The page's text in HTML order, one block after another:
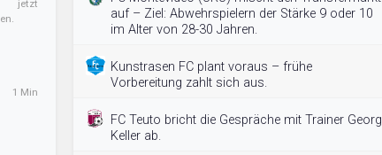
jetzt
1 Min
auf – Ziel: Abwehrspielern der Stärke 9 oder 10
im Alter von 28-30 Jahren.
Kunstrasen FC plant voraus – frühe
Vorbereitung zahlt sich aus.
FC Teuto bricht die Gespräche mit Trainer Georg
Keller ab.